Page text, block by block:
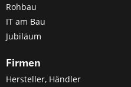
Rohbau
IT am Bau
Jubiläum
Firmen
Hersteller, Händler